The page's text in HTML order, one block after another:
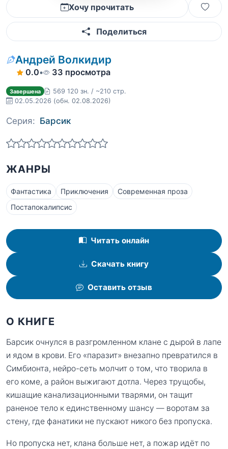
Хочу прочитать
Поделиться
Андрей Волкидир
0.0• 33 просмотра
Завершена
569 120 зн. / ~210 стр.
02.05.2026 (обн. 02.08.2026)
Серия: Барсик
ЖАНРЫ
Фантастика Приключения
Современная проза
Постапокалипсис
Читать онлайн
Скачать книгу
Оставить отзыв
О КНИГЕ
Барсик очнулся в разгромленном клане с дырой в лапе
и ядом в крови. Его «паразит» внезапно превратился в
Симбионта, нейро-сеть молчит о том, что творила в
его коме, а район выжигают дотла. Через трущобы,
кишащие канализационными тварями, он тащит
раненое тело к единственному шансу — воротам за
стену, где фанатики не пускают никого без пропуска.
Но пропуска нет, клана больше нет, а пожар идёт по